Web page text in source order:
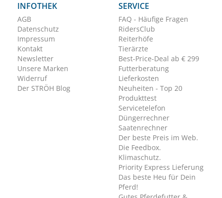
INFOTHEK
AGB
Datenschutz
Impressum
Kontakt
Newsletter
Unsere Marken
Widerruf
Der STRÖH Blog
SERVICE
FAQ - Häufige Fragen
RidersClub
Reiterhöfe
Tierärzte
Best-Price-Deal ab € 299
Futterberatung
Lieferkosten
Neuheiten - Top 20
Produkttest
Servicetelefon
Düngerrechner
Saatenrechner
Der beste Preis im Web.
Die Feedbox.
Klimaschutz.
Priority Express Lieferung
Das beste Heu für Dein
Pferd!